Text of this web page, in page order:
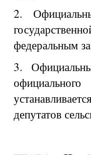
2.
федеральным
3.
депутатов